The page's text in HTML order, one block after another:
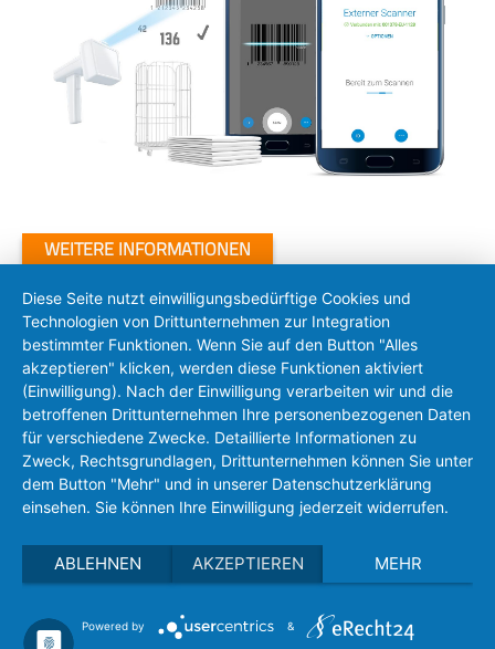
WEITERE INFORMATIONEN
Diese Seite nutzt einwilligungsbedürftige Cookies und
Technologien von Drittunternehmen zur Integration
bestimmter Funktionen. Wenn Sie auf den Button "Alles
akzeptieren" klicken, werden diese Funktionen aktiviert
(Einwilligung). Nach der Einwilligung verarbeiten wir und die
betroffenen Drittunternehmen Ihre personenbezogenen Daten
für verschiedene Zwecke. Detaillierte Informationen zu
Zweck, Rechtsgrundlagen, Drittunternehmen können Sie unter
dem Button "Mehr" und in unserer Datenschutzerklärung
einsehen. Sie können Ihre Einwilligung jederzeit widerrufen.
ABLEHNEN AKZEPTIEREN MEHR
Powered by &